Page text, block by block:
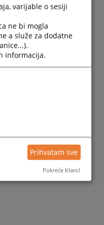
varijable o sesiji
ne bi mogla
a služe za dodatne
informacija.
Prihvatam sve
Pokreće Klaro!